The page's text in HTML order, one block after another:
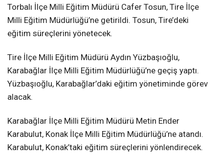
Torbalı İlçe Milli Eğitim Müdürü Cafer Tosun, Tire İlçe
Milli Eğitim Müdürlüğü’ne getirildi. Tosun, Tire’deki
eğitim süreçlerini yönetecek.
Tire İlçe Milli Eğitim Müdürü Aydın Yüzbaşıoğlu,
Karabağlar İlçe Milli Eğitim Müdürlüğü’ne geçiş yaptı.
Yüzbaşıoğlu, Karabağlar’daki eğitim yönetiminde görev
alacak.
Karabağlar İlçe Milli Eğitim Müdürü Metin Ender
Karabulut, Konak İlçe Milli Eğitim Müdürlüğü’ne atandı.
Karabulut, Konak’taki eğitim süreçlerini yönlendirecek.